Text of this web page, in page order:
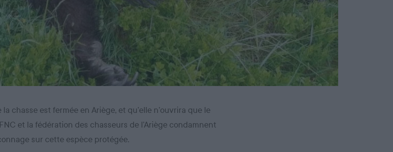
chasse est fermée en Ariège, et qu’elle n’ouvrira que le
et la fédération des chasseurs de l’Ariège condamnent
sur cette espèce protégée.